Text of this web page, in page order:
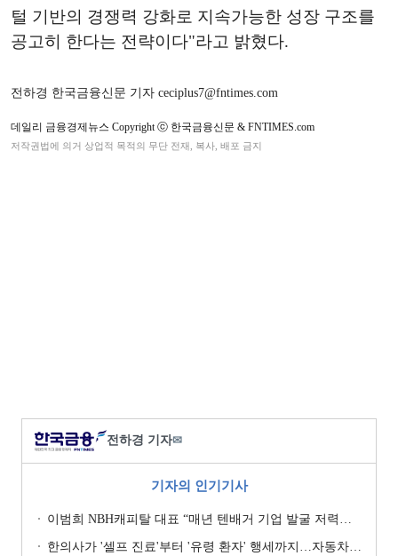
털 기반의 경쟁력 강화로 지속가능한 성장 구조를
공고히 한다는 전략이다"라고 밝혔다.
전하경 한국금융신문 기자 ceciplus7@fntimes.com
데일리 금융경제뉴스 Copyright ⓒ 한국금융신문 & FNTIMES.com
저작권법에 의거 상업적 목적의 무단 전재, 복사, 배포 금지
전하경 기자✉
기자의 인기기사
이범희 NBH캐피탈 대표 “매년 텐배거 기업 발굴 저력…올해 ROE 20% 목표”
한의사가 '셀프 진료'부터 '유령 환자' 행세까지…자동차보험 악용 심각 [경상환자 8주룰 도입 초읽기]